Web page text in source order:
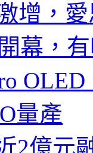
增，
幕，
量產
2億元